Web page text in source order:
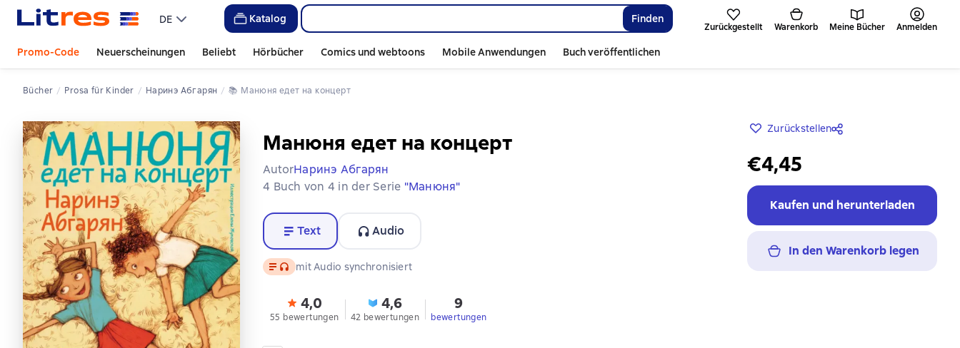
DE Katalog Finden
Zurückgestellt Warenkorb Meine Bücher Anmelden
Promo-Code Neuerscheinungen Beliebt Hörbücher Comics und webtoons Mobile Anwendungen Buch veröffentlichen
Bücher Prosa für Kinder Наринэ Абгарян 📚 Манюня едет на концерт
Манюня едет на концерт
AutorНаринэ Абгарян
4 Buch von 4 in der Serie "Манюня"
Text Audio
Text, Audioformat verfügbar
mit Audio synchronisiert
4,0
55 bewertungen
4,6
42 bewertungen
9
bewertungen
Zurückstellen
€4,45
Kaufen und herunterladen
In den Warenkorb legen